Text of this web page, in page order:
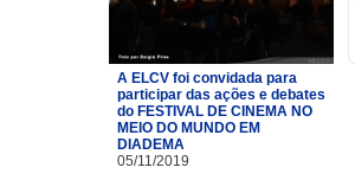
A ELCV foi convidada para
participar das ações e debates
do FESTIVAL DE CINEMA NO
MEIO DO MUNDO EM
DIADEMA
05/11/2019